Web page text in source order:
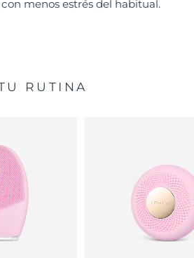
menos estrés del habitual.
RUTINA